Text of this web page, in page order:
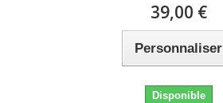
39,00 €
Personnaliser
Disponible